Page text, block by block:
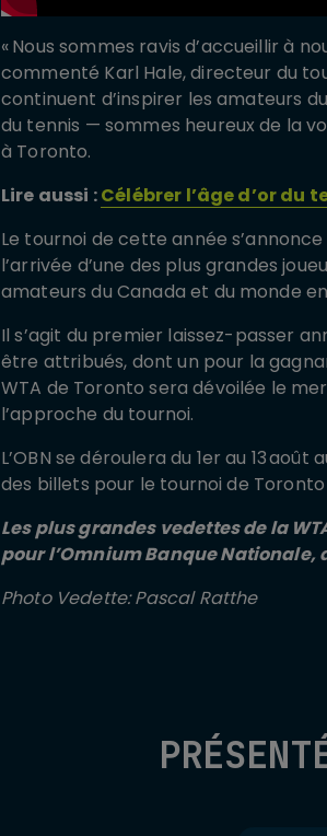
« Nous sommes ravis d’accueillir à
commenté Karl Hale, directeur du
continuent d’inspirer les amateurs
du tennis — sommes heureux de la
à Toronto.
Lire aussi :Célébrer l’âge d’or du
Le tournoi de cette année
l’arrivée d’une des plus grandes
amateurs du Canada et du monde
Il s’agit du premier laissez-passer
être attribués, dont un pour la
WTA de Toronto sera dévoilée le
l’approche du tournoi.
L’OBN se déroulera du 1er au 13
des billets pour le tournoi de
Les plus grandes vedettes de la
pour l’Omnium Banque Nationale,
Photo Vedette: Pascal Ratthe